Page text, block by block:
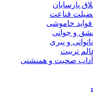
پارسایان
قناعت
خاموشى
و جوانى
و پیرى
تربیت
صحبت و همنشنى